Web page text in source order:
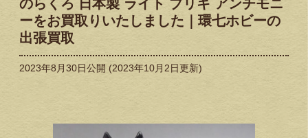
のらくろ 日本製 ライト ブリキ アンチモニ
ーをお買取りいたしました｜環七ホビーの
出張買取
2023年8月30日公開 (2023年10月2日更新)